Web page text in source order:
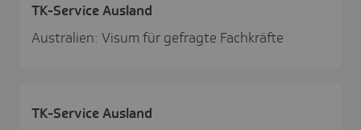
TK-Service Ausland
Australien: Visum für gefragte Fachkräfte
TK-Service Ausland